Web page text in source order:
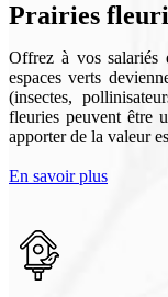
Prairies
Offrez à vos salariés
espaces verts
(insectes,
fleuries peuvent être
apporter de la valeur
En savoir plus